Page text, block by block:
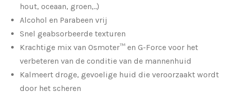
hout, oceaan, groen,..)
Alcohol en Parabeen vrij
Snel geabsorbeerde texturen
Krachtige mix van Osmoter™ en G-Force voor het
verbeteren van de conditie van de mannenhuid
Kalmeert droge, gevoelige huid die veroorzaakt wordt
door het scheren